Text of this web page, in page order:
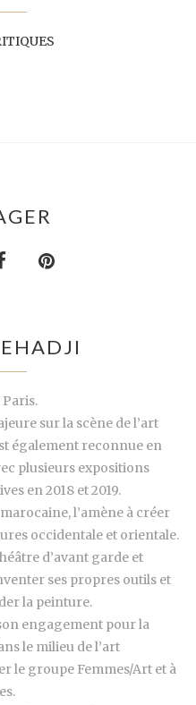
Paris.
sur la scène de l’art
également reconnue en
plusieurs expositions
en 2018 et 2019.
l’amène à créer
occidentale et orientale.
d’avant garde et
ses propres outils et
la peinture.
engagement pour la
le milieu de l’art
le groupe Femmes/Art et à